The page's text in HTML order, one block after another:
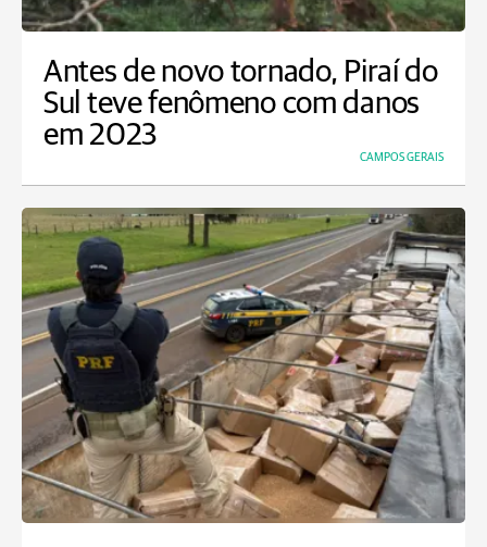
Antes de novo tornado, Piraí do
Sul teve fenômeno com danos
em 2023
CAMPOS GERAIS